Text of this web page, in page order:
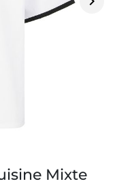
Mixte